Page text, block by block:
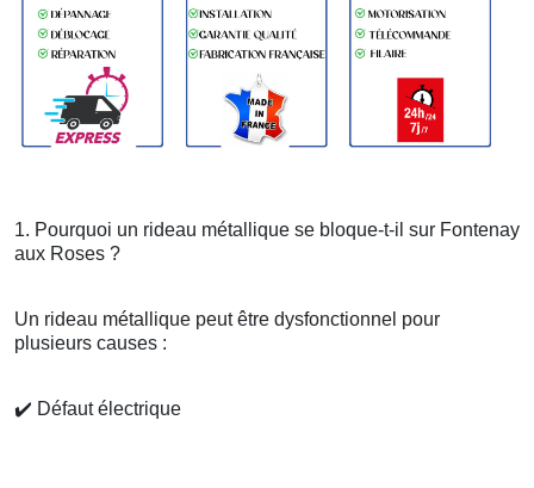
1. Pourquoi un rideau métallique se bloque-t-il sur Fontenay
aux Roses ?
Un rideau métallique peut être dysfonctionnel pour
plusieurs causes :
✔️ Défaut électrique